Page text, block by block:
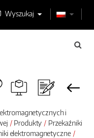
Wyszukaj
i
Produkty
Przekaźniki
elektromagnetyczne